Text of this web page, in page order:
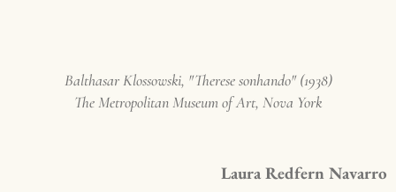
Balthasar Klossowski, "Therese sonhando" (1938)
The Metropolitan Museum of Art, Nova York
Laura Redfern Navarro